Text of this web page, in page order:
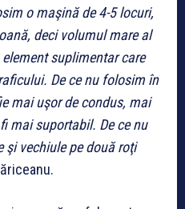
o maşină de 4-5 locuri,
deci volumul mare al
suplimentar care
De ce nu folosim în
mai uşor de condus, mai
mai suportabil. De ce nu
vechiule pe două roţi